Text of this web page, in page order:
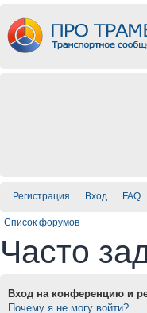
Регистрация Вход FAQ
Список форумов
Часто
Вход на конференцию и
Почему я не могу войти?